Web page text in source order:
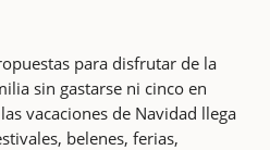
para disfrutar de la
sin gastarse ni cinco en
vacaciones de Navidad llega
belenes, ferias,